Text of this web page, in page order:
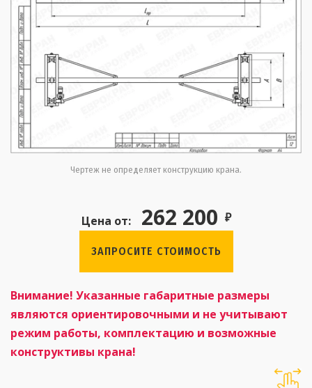
Чертеж не определяет конструкцию крана.
Цена от: 262 200 ₽
ЗАПРОСИТЕ СТОИМОСТЬ
Внимание! Указанные габаритные размеры
являются ориентировочными и не учитывают
режим работы, комплектацию и возможные
конструктивы крана!